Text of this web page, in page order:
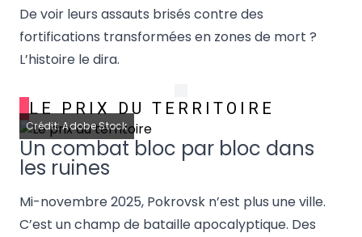
De voir leurs assauts brisés contre des
fortifications transformées en zones de mort ?
L’histoire le dira.
LE PRIX DU TERRITOIRE
Crédit: Adobe Stock
Un combat bloc par bloc dans
les ruines
Mi-novembre 2025, Pokrovsk n’est plus une ville.
C’est un champ de bataille apocalyptique. Des